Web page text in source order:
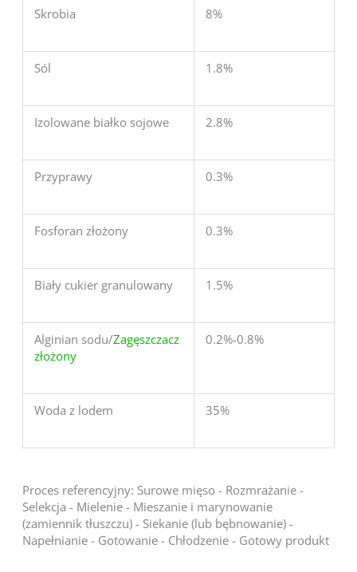
Skrobia 8%
Sól 1.8%
Izolowane białko sojowe 2.8%
Przyprawy 0.3%
Fosforan złożony 0.3%
Biały cukier granulowany 1.5%
Alginian sodu/Zagęszczacz
złożony
0.2%-0.8%
Woda z lodem 35%
Proces referencyjny: Surowe mięso - Rozmrażanie -
Selekcja - Mielenie - Mieszanie i marynowanie
(zamiennik tłuszczu) - Siekanie (lub bębnowanie) -
Napełnianie - Gotowanie - Chłodzenie - Gotowy produkt